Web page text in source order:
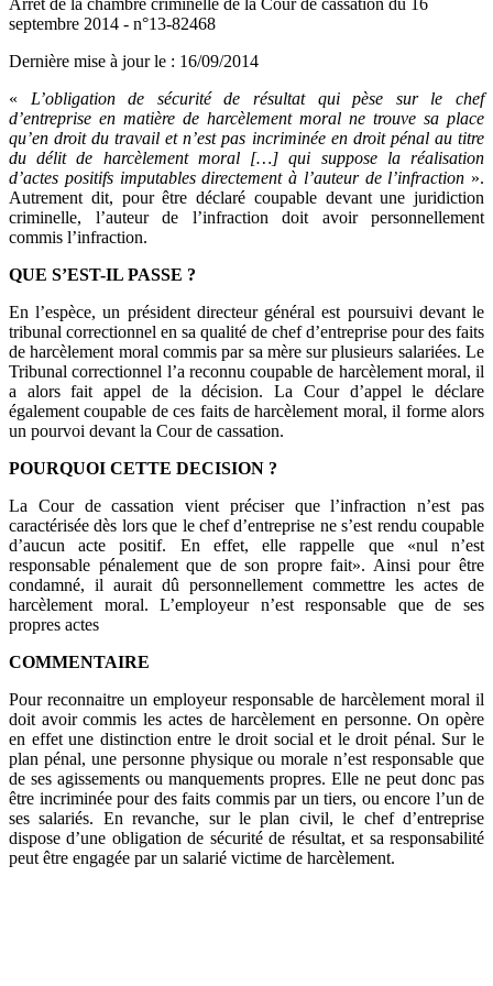
Arrêt de la chambre criminelle de la Cour de cassation du 16
septembre 2014 - n°13-82468
Dernière mise à jour le : 16/09/2014
« L’obligation de sécurité de résultat qui pèse sur le chef
d’entreprise en matière de harcèlement moral ne trouve sa place
qu’en droit du travail et n’est pas incriminée en droit pénal au titre
du délit de harcèlement moral […] qui suppose la réalisation
d’actes positifs imputables directement à l’auteur de l’infraction ».
Autrement dit, pour être déclaré coupable devant une juridiction
criminelle, l’auteur de l’infraction doit avoir personnellement
commis l’infraction.
QUE S’EST-IL PASSE ?
En l’espèce, un président directeur général est poursuivi devant le
tribunal correctionnel en sa qualité de chef d’entreprise pour des faits
de harcèlement moral commis par sa mère sur plusieurs salariées. Le
Tribunal correctionnel l’a reconnu coupable de harcèlement moral, il
a alors fait appel de la décision. La Cour d’appel le déclare
également coupable de ces faits de harcèlement moral, il forme alors
un pourvoi devant la Cour de cassation.
POURQUOI CETTE DECISION ?
La Cour de cassation vient préciser que l’infraction n’est pas
caractérisée dès lors que le chef d’entreprise ne s’est rendu coupable
d’aucun acte positif. En effet, elle rappelle que «nul n’est
responsable pénalement que de son propre fait». Ainsi pour être
condamné, il aurait dû personnellement commettre les actes de
harcèlement moral. L’employeur n’est responsable que de ses
propres actes
COMMENTAIRE
Pour reconnaitre un employeur responsable de harcèlement moral il
doit avoir commis les actes de harcèlement en personne. On opère
en effet une distinction entre le droit social et le droit pénal. Sur le
plan pénal, une personne physique ou morale n’est responsable que
de ses agissements ou manquements propres. Elle ne peut donc pas
être incriminée pour des faits commis par un tiers, ou encore l’un de
ses salariés. En revanche, sur le plan civil, le chef d’entreprise
dispose d’une obligation de sécurité de résultat, et sa responsabilité
peut être engagée par un salarié victime de harcèlement.